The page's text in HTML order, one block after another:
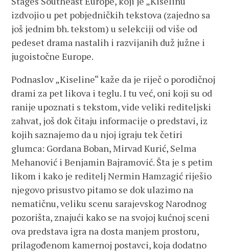
izdvojio u pet pobjedničkih tekstova (zajedno sa
još jednim bh. tekstom) u selekciji od više od
pedeset drama nastalih i razvijanih duž južne i
jugoistočne Europe.
Podnaslov „Kiseline“ kaže da je riječ o porodičnoj
drami za pet likova i teglu. I tu već, oni koji su od
ranije upoznati s tekstom, vide veliki rediteljski
zahvat, još dok čitaju informacije o predstavi, iz
kojih saznajemo da u njoj igraju tek četiri
glumca: Gordana Boban, Mirvad Kurić, Selma
Mehanović i Benjamin Bajramović. Šta je s petim
likom i kako je reditelj Nermin Hamzagić riješio
njegovo prisustvo pitamo se dok ulazimo na
nematičnu, veliku scenu sarajevskog Narodnog
pozorišta, znajući kako se na svojoj kućnoj sceni
ova predstava igra na dosta manjem prostoru,
prilagođenom kamernoj postavci, koja dodatno